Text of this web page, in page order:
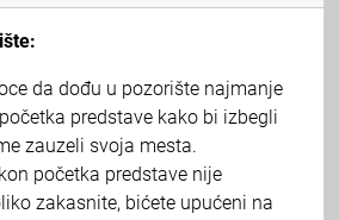
da dođu u pozorište najmanje
predstave kako bi izbegli
zauzeli svoja mesta.
početka predstave nije
zakasnite, bićete upućeni na